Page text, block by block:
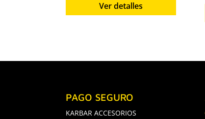
Ver detalles
PAGO SEGURO
KARBAR ACCESORIOS